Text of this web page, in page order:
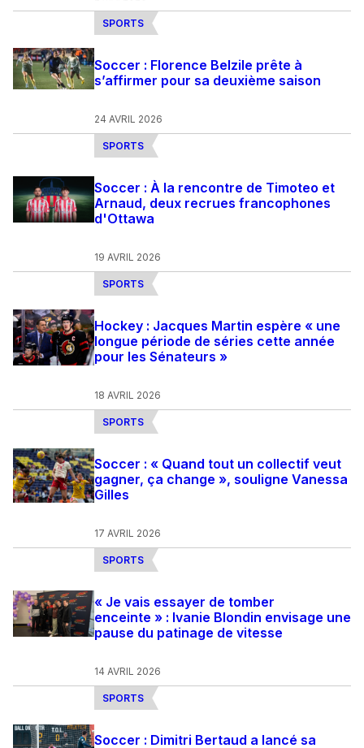
SPORTS
Soccer : Florence Belzile prête à
s’affirmer pour sa deuxième saison
24 AVRIL 2026
SPORTS
Soccer : À la rencontre de Timoteo et
Arnaud, deux recrues francophones
d'Ottawa
19 AVRIL 2026
SPORTS
Hockey : Jacques Martin espère « une
longue période de séries cette année
pour les Sénateurs »
18 AVRIL 2026
SPORTS
Soccer : « Quand tout un collectif veut
gagner, ça change », souligne Vanessa
Gilles
17 AVRIL 2026
SPORTS
« Je vais essayer de tomber
enceinte » : Ivanie Blondin envisage une
pause du patinage de vitesse
14 AVRIL 2026
SPORTS
Soccer : Dimitri Bertaud a lancé sa